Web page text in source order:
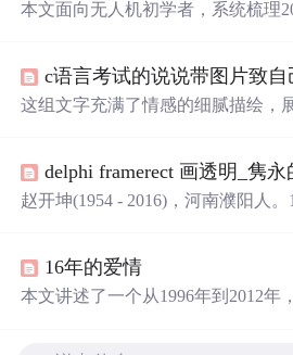
利基壁垒；提出‘灵魂拷问三连’与‘
本文面向无人机初学者，系统梳理
操控训练方法（悬停、平移、智能
及气象适应策略，并涵盖后期调色
这组文字充满了情感的细腻描绘，
物在面对失去时，选择了不同的方
选择放下，有的选择怀念。这些情
赵开坤(1954 - 2016)，河南濮阳人
林艺术学院终身教授、吉林省高级
赵开坤的人与画文/孙建平在一次全
16年的爱情
本文讲述了一个从1996年到2012年